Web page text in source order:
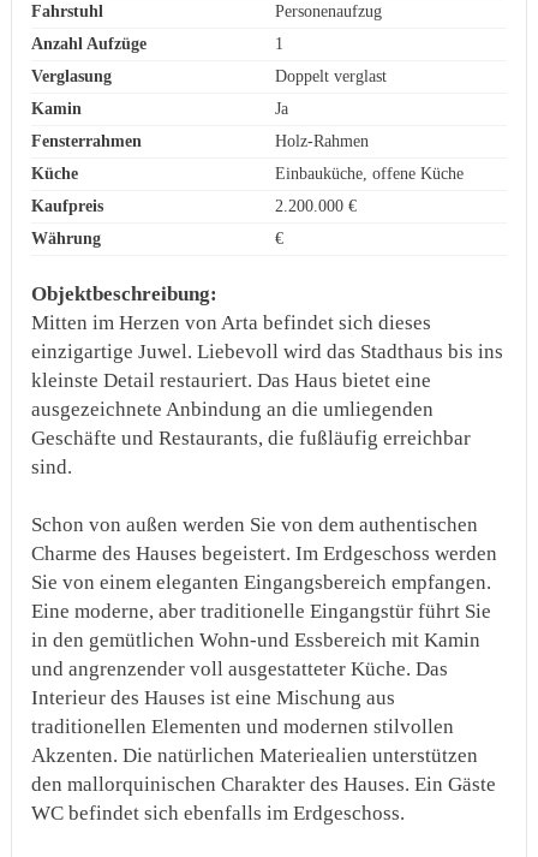
Fahrstuhl
Personenaufzug
Anzahl Aufzüge
1
Verglasung
Doppelt verglast
Kamin
Ja
Fensterrahmen
Holz-Rahmen
Küche
Einbauküche, offene Küche
Kaufpreis
2.200.000 €
Währung
€
Objektbeschreibung:
Mitten im Herzen von Arta befindet sich dieses
einzigartige Juwel. Liebevoll wird das Stadthaus bis ins
kleinste Detail restauriert. Das Haus bietet eine
ausgezeichnete Anbindung an die umliegenden
Geschäfte und Restaurants, die fußläufig erreichbar
sind.
Schon von außen werden Sie von dem authentischen
Charme des Hauses begeistert. Im Erdgeschoss werden
Sie von einem eleganten Eingangsbereich empfangen.
Eine moderne, aber traditionelle Eingangstür führt Sie
in den gemütlichen Wohn-und Essbereich mit Kamin
und angrenzender voll ausgestatteter Küche. Das
Interieur des Hauses ist eine Mischung aus
traditionellen Elementen und modernen stilvollen
Akzenten. Die natürlichen Materiealien unterstützen
den mallorquinischen Charakter des Hauses. Ein Gäste
WC befindet sich ebenfalls im Erdgeschoss.